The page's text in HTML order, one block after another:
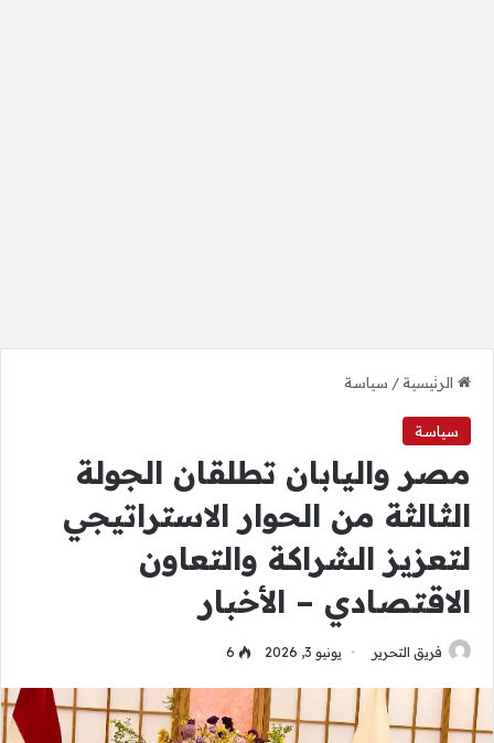
الرئيسية/ سياسة
سياسة
مصر واليابان تطلقان الجولة
الثالثة من الحوار الاستراتيجي
لتعزيز الشراكة والتعاون
الاقتصادي – الأخبار
فريق التحرير يونيو 3, 2026 6